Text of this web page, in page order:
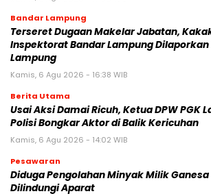
Bandar Lampung
Terseret Dugaan Makelar Jabatan,
Inspektorat Bandar Lampung Dilaporkan
Lampung
Kamis, 6 Agu 2026 - 16:38 WIB
Berita Utama
Usai Aksi Damai Ricuh, Ketua DPW PGK
Polisi Bongkar Aktor di Balik Kericuhan
Kamis, 6 Agu 2026 - 14:02 WIB
Pesawaran
Diduga Pengolahan Minyak Milik
Dilindungi Aparat